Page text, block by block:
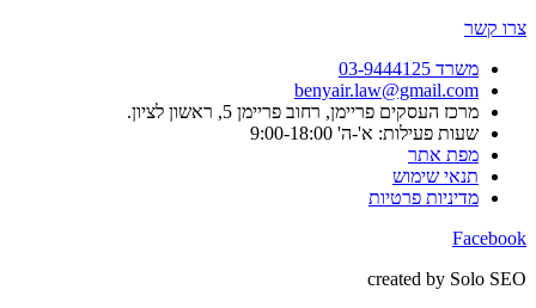
צרו קשר
משרד 03-9444125
benyair.law@gmail.com
מרכז העסקים פריימן, רחוב פריימן 5, ראשון לציון.
שעות פעילות: א'-ה' 9:00-18:00
מפת אתר
תנאי שימוש
מדיניות פרטיות
Facebook
created by Solo SEO